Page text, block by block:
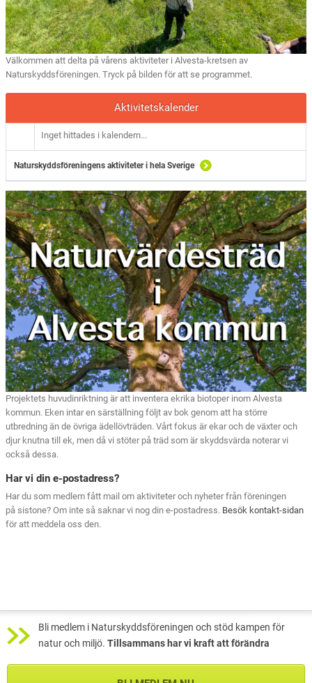
Välkommen att delta på vårens aktiviteter i Alvesta-kretsen av
Naturskyddsföreningen. Tryck på bilden för att se programmet.
Aktivitetskalender
Inget hittades i kalendern...
Naturskyddsföreningens aktiviteter i hela Sverige
Projektets huvudinriktning är att inventera ekrika biotoper inom Alvesta
kommun. Eken intar en särställning följt av bok genom att ha större
utbredning än de övriga ädellövträden. Vårt fokus är ekar och de växter och
djur knutna till ek, men då vi stöter på träd som är skyddsvärda noterar vi
också dessa.
Har vi din e-postadress?
Har du som medlem fått mail om aktiviteter och nyheter från föreningen
på sistone? Om inte så saknar vi nog din e-postadress. Besök kontakt-sidan
för att meddela oss den.
Bli medlem i Naturskyddsföreningen och stöd kampen för
natur och miljö. Tillsammans har vi kraft att förändra